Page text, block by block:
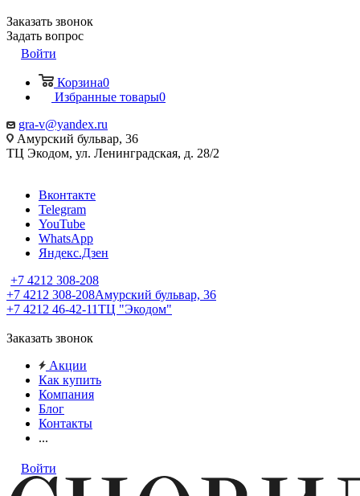
Заказать звонок
Задать вопрос
Войти
Корзина0
Избранные товары0
gra-v@yandex.ru
Амурский бульвар, 36
ТЦ Экодом, ул. Ленинградская, д. 28/2
Вконтакте
Telegram
YouTube
WhatsApp
Яндекс.Дзен
+7 4212 308-208
+7 4212 308-208Амурский бульвар, 36
+7 4212 46-42-11ТЦ "Экодом"
Заказать звонок
Акции
Как купить
Компания
Блог
Контакты
...
Войти